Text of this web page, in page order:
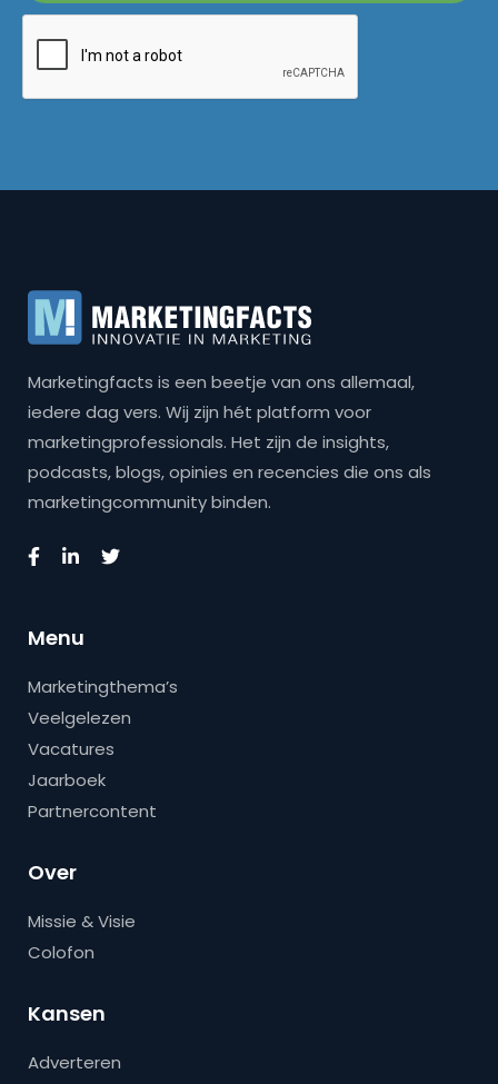
Marketingfacts is een beetje van ons allemaal,
iedere dag vers. Wij zijn hét platform voor
marketingprofessionals. Het zijn de insights,
podcasts, blogs, opinies en recencies die ons als
marketingcommunity binden.
Menu
Marketingthema’s
Veelgelezen
Vacatures
Jaarboek
Partnercontent
Over
Missie & Visie
Colofon
Kansen
Adverteren